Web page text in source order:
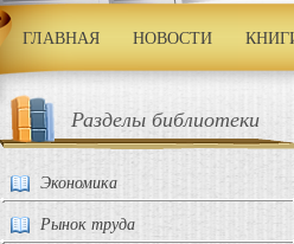
ГЛАВНАЯ НОВОСТИ
Разделы библиотеки
Экономика
Рынок труда